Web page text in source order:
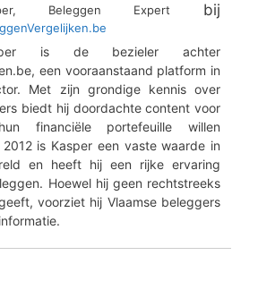
Beleggen Expert bij
is de bezieler achter
een vooraanstaand platform in
Met zijn grondige kennis over
biedt hij doordachte content voor
financiële portefeuille willen
is Kasper een vaste waarde in
en heeft hij een rijke ervaring
Hoewel hij geen rechtstreeks
voorziet hij Vlaamse beleggers